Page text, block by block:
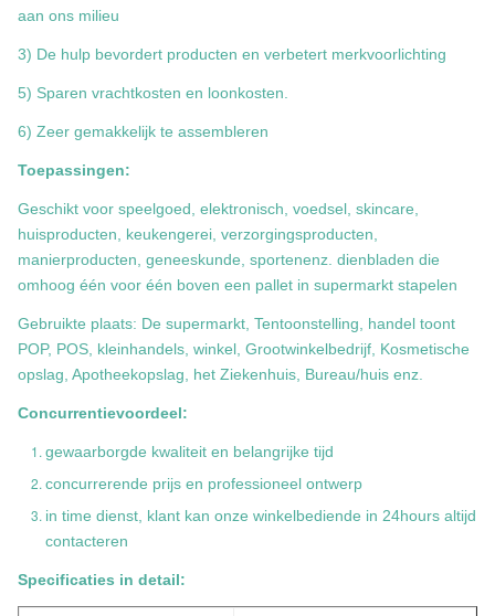
aan ons milieu
3) De hulp bevordert producten en verbetert merkvoorlichting
5) Sparen vrachtkosten en loonkosten.
6) Zeer gemakkelijk te assembleren
Toepassingen:
Geschikt voor speelgoed, elektronisch, voedsel, skincare,
huisproducten, keukengerei, verzorgingsproducten,
manierproducten, geneeskunde, sportenenz. dienbladen die
omhoog één voor één boven een pallet in supermarkt stapelen
Gebruikte plaats: De supermarkt, Tentoonstelling, handel toont
POP, POS, kleinhandels, winkel, Grootwinkelbedrijf, Kosmetische
opslag, Apotheekopslag, het Ziekenhuis, Bureau/huis enz.
Concurrentievoordeel:
gewaarborgde kwaliteit en belangrijke tijd
concurrerende prijs en professioneel ontwerp
in time dienst, klant kan onze winkelbediende in 24hours altijd
contacteren
Specificaties in detail: